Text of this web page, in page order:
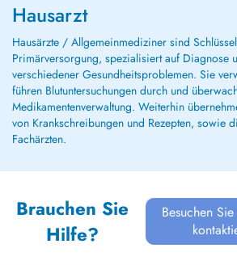
Hausarzt
Hausärzte / Allgemeinmediziner sind
Primärversorgung, spezialisiert auf Diagnose
verschiedener Gesundheitsproblemen. Sie
führen Blutuntersuchungen durch und
Medikamentenverwaltung. Weiterhin
von Krankschreibungen und Rezepten, sowie
Fachärzten.
Brauchen Sie
Hilfe?
Besuchen